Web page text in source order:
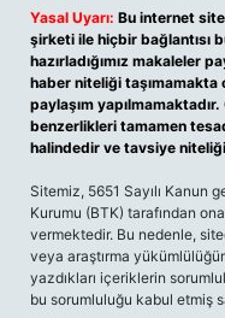
Yasal Uyarı: Bu internet
şirketi ile hiçbir bağlantısı
hazırladığımız makaleler
haber niteliği taşımamakta
paylaşım
benzerlikleri tamamen
halindedir ve tavsiye
Sitemiz, 5651 Sayılı Kanun
Kurumu (BTK) tarafından
vermektedir. Bu nedenle,
veya araştırma
yazdıkları içeriklerin
bu sorumluluğu kabul etmiş